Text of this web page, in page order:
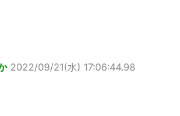
2022/09/21(水) 17:06:44.98